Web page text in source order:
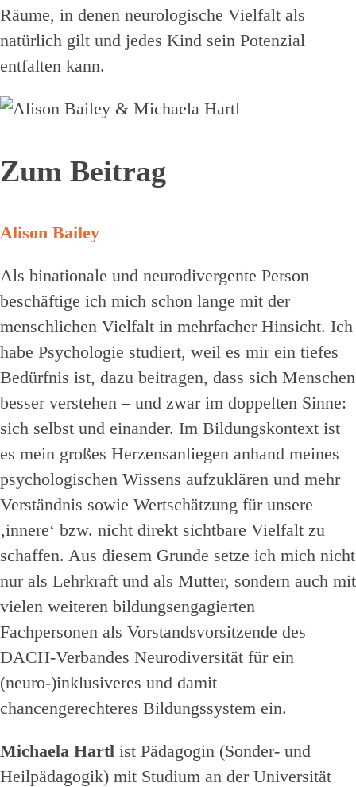
Räume, in denen neurologische Vielfalt als
natürlich gilt und jedes Kind sein Potenzial
entfalten kann.
Zum Beitrag
Alison Bailey
Als binationale und neurodivergente Person
beschäftige ich mich schon lange mit der
menschlichen Vielfalt in mehrfacher Hinsicht. Ich
habe Psychologie studiert, weil es mir ein tiefes
Bedürfnis ist, dazu beitragen, dass sich Menschen
besser verstehen – und zwar im doppelten Sinne:
sich selbst und einander. Im Bildungskontext ist
es mein großes Herzensanliegen anhand meines
psychologischen Wissens aufzuklären und mehr
Verständnis sowie Wertschätzung für unsere
‚innere‘ bzw. nicht direkt sichtbare Vielfalt zu
schaffen. Aus diesem Grunde setze ich mich nicht
nur als Lehrkraft und als Mutter, sondern auch mit
vielen weiteren bildungsengagierten
Fachpersonen als Vorstandsvorsitzende des
DACH-Verbandes Neurodiversität für ein
(neuro-)inklusiveres und damit
chancengerechteres Bildungssystem ein.
Michaela Hartl ist Pädagogin (Sonder- und
Heilpädagogik) mit Studium an der Universität